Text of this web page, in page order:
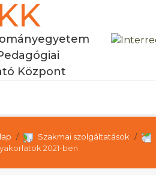
Központ
Szakmai szolgáltatások
2021-ben